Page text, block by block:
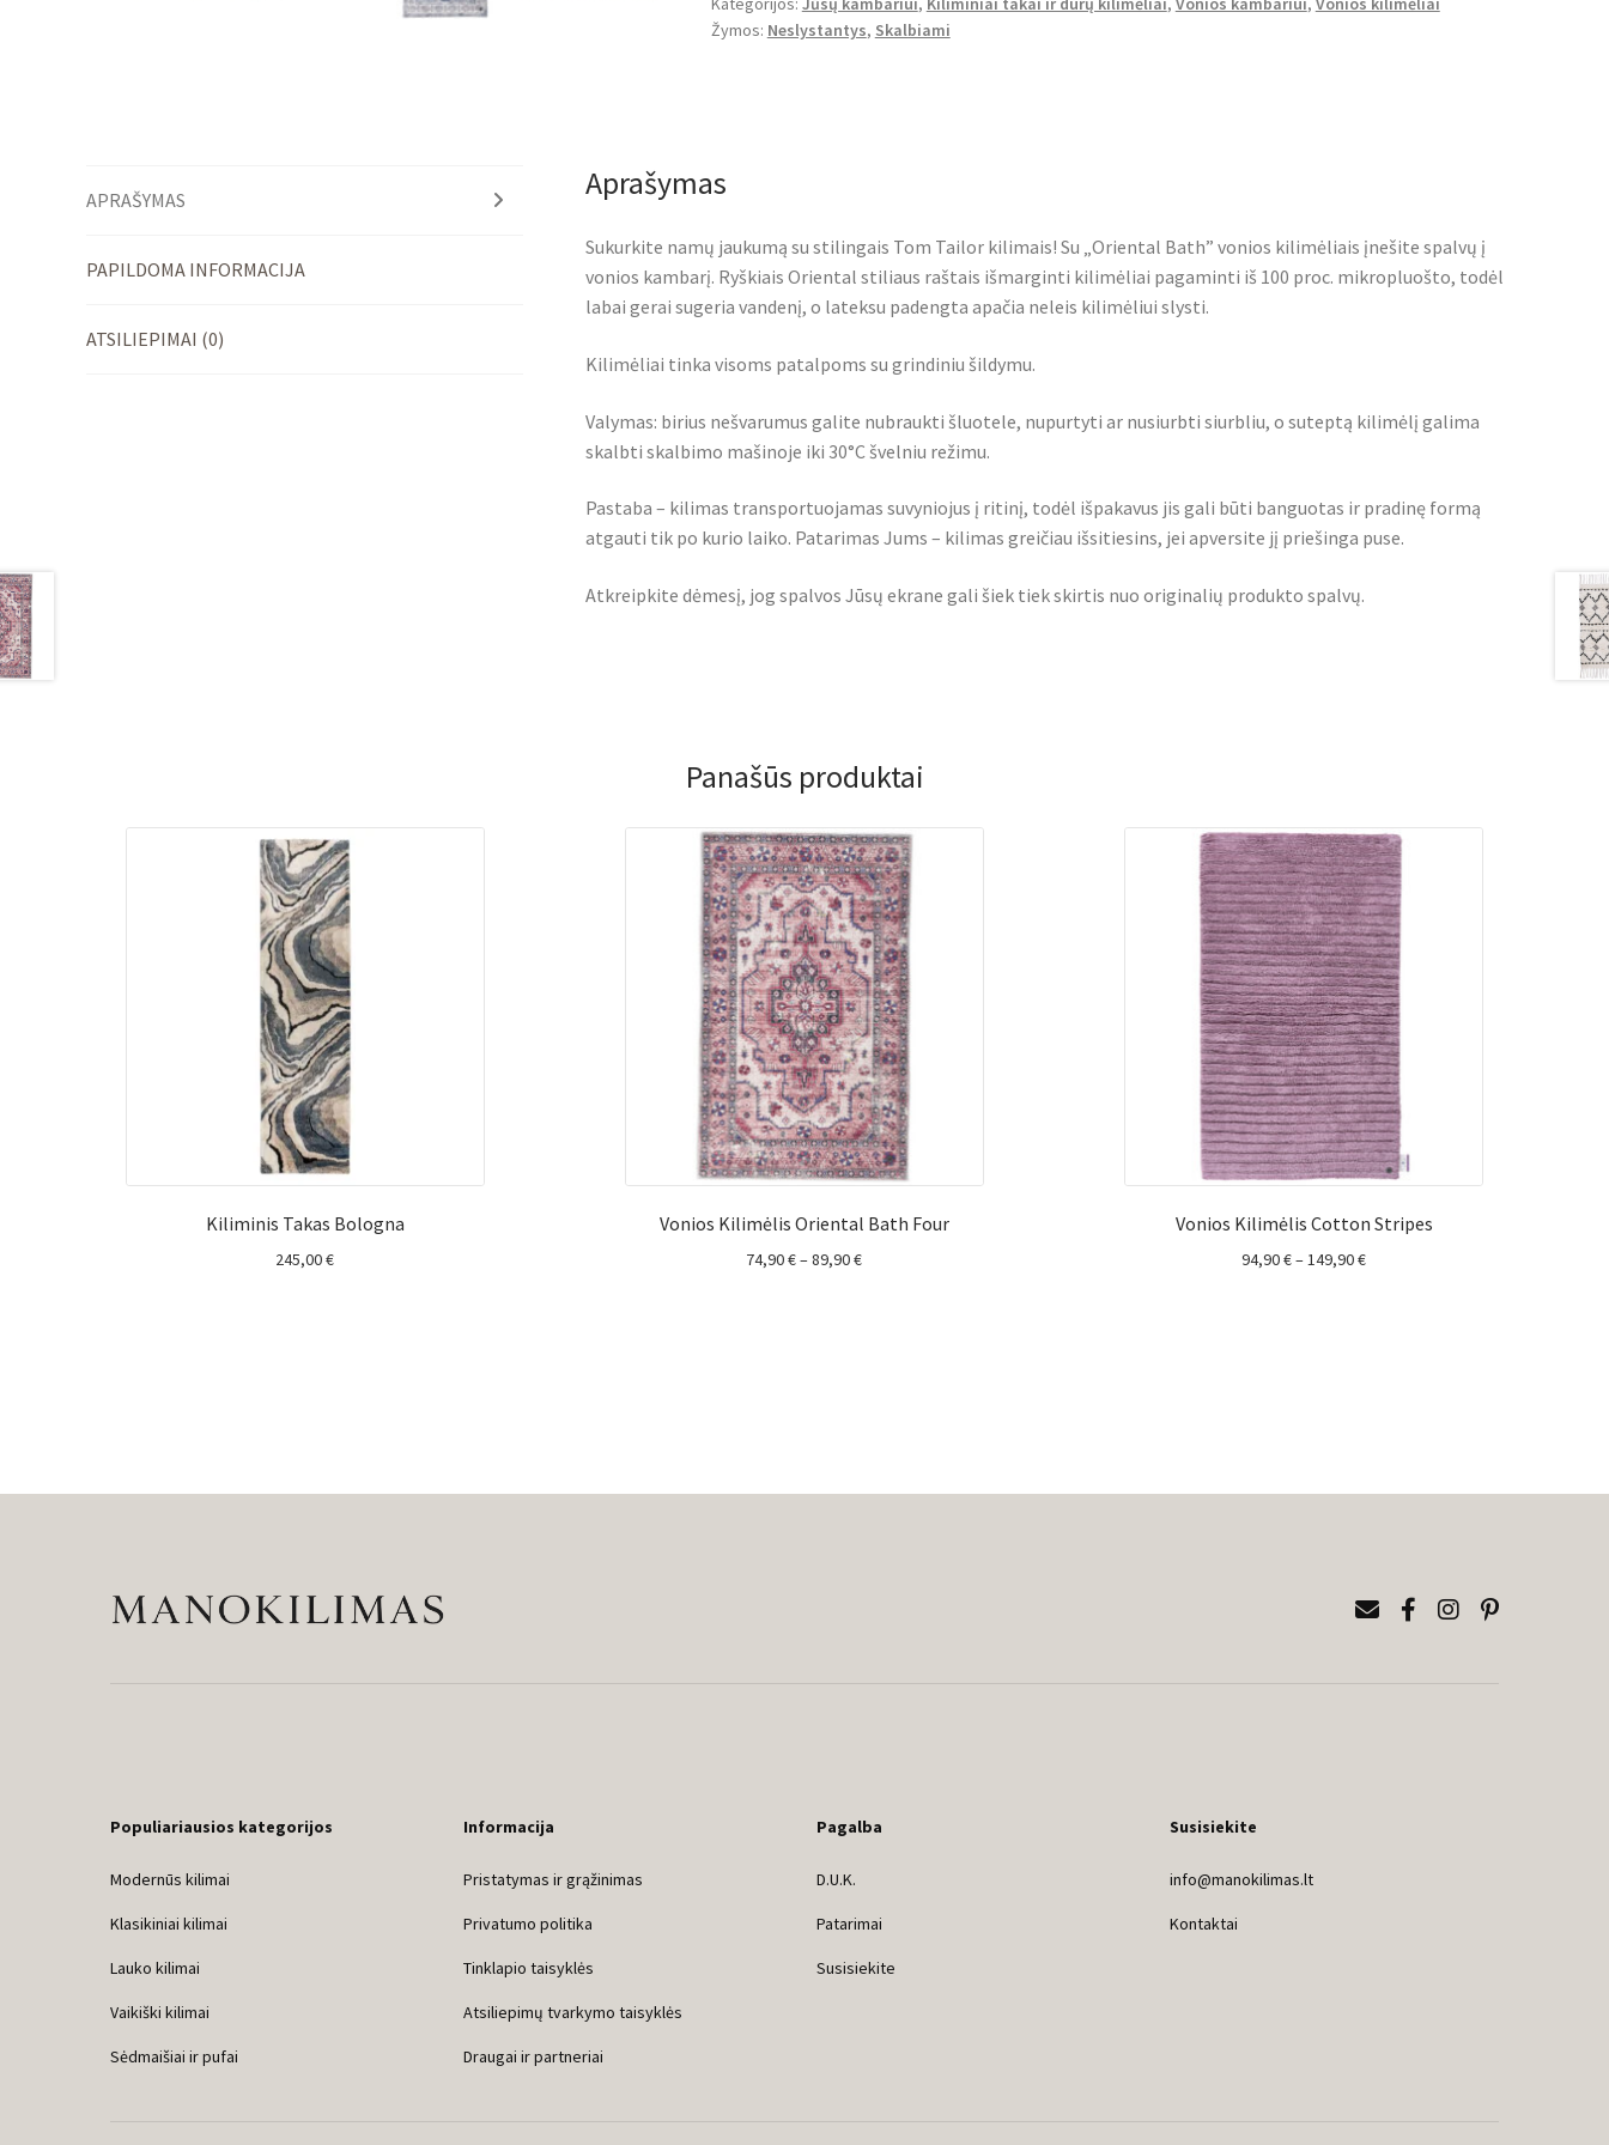
Bath
Five
Žymos: Neslystantys, Skalbiami
APRAŠYMAS
PAPILDOMA INFORMACIJA
ATSILIEPIMAI (0)
Aprašymas
Sukurkite namų jaukumą su stilingais Tom Tailor kilimais! Su „Oriental Bath” vonios kilimėliais įnešite spalvų į
vonios kambarį. Ryškiais Oriental stiliaus raštais išmarginti kilimėliai pagaminti iš 100 proc. mikropluošto, todėl
labai gerai sugeria vandenį, o lateksu padengta apačia neleis kilimėliui slysti.
Kilimėliai tinka visoms patalpoms su grindiniu šildymu.
Valymas: birius nešvarumus galite nubraukti šluotele, nupurtyti ar nusiurbti siurbliu, o suteptą kilimėlį galima
skalbti skalbimo mašinoje iki 30°C švelniu režimu.
Pastaba – kilimas transportuojamas suvyniojus į ritinį, todėl išpakavus jis gali būti banguotas ir pradinę formą
atgauti tik po kurio laiko. Patarimas Jums – kilimas greičiau išsitiesins, jei apversite jį priešinga puse.
Atkreipkite dėmesį, jog spalvos Jūsų ekrane gali šiek tiek skirtis nuo originalių produkto spalvų.
Panašūs produktai
Kiliminis Takas Bologna
245,00€
Vonios Kilimėlis Oriental Bath Four
74,90€–89,90€Price
Vonios Kilimėlis Cotton Stripes
94,90€–149,90€Price
Populiariausios kategorijos
Modernūs kilimai
Klasikiniai kilimai
Lauko kilimai
Vaikiški kilimai
Sėdmaišiai ir pufai
Informacija
Pristatymas ir grąžinimas
Privatumo politika
Tinklapio taisyklės
Atsiliepimų tvarkymo taisyklės
Draugai ir partneriai
Pagalba
D.U.K.
Patarimai
Susisiekite
Susisiekite
info@manokilimas.lt
Kontaktai